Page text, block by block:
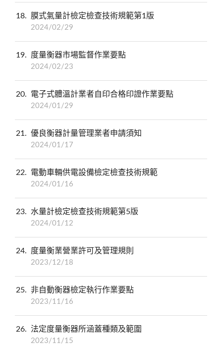
18 膜式氣量計檢定檢查技術規範第1版
2024/02/29
19 度量衡器市場監督作業要點
2024/02/23
20 電子式體溫計業者自印合格印證作業要點
2024/01/29
21 優良衡器計量管理業者申請須知
2024/01/17
22 電動車輛供電設備檢定檢查技術規範
2024/01/16
23 水量計檢定檢查技術規範第5版
2024/01/12
24 度量衡業營業許可及管理規則
2023/12/18
25 非自動衡器檢定執行作業要點
2023/11/16
26 法定度量衡器所涵蓋種類及範圍
2023/11/15